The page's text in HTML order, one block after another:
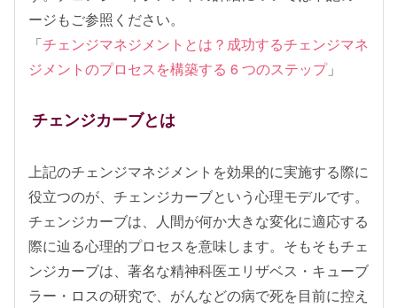
ージもご参照ください。
「チェンジマネジメントとは？成功するチェンジマネ
ジメントのプロセスを構築する 6 つのステップ」
チェンジカーブとは
上記のチェンジマネジメントを効果的に実施する際に
役立つのが、チェンジカーブという心理モデルです。
チェンジカーブは、人間が何か大きな変化に適応する
際に辿る心理的プロセスを意味します。そもそもチェ
ンジカーブは、著名な精神科医エリザベス・キューブ
ラー・ロスの研究で、がんなどの病で死を目前に控え